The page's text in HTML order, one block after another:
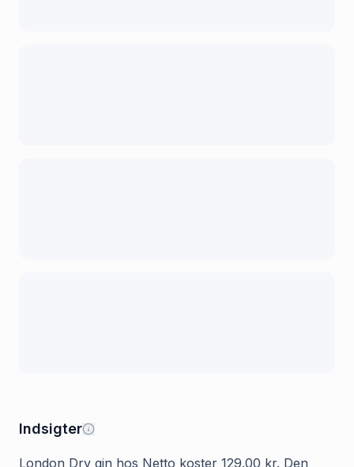
Indsigter
London Dry gin hos Netto koster 129.00 kr. Den